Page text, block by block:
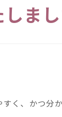
ま
く、かつ分